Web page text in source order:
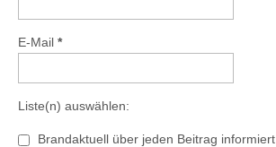
E-Mail *
Liste(n) auswählen:
Brandaktuell über jeden Beitrag informiert